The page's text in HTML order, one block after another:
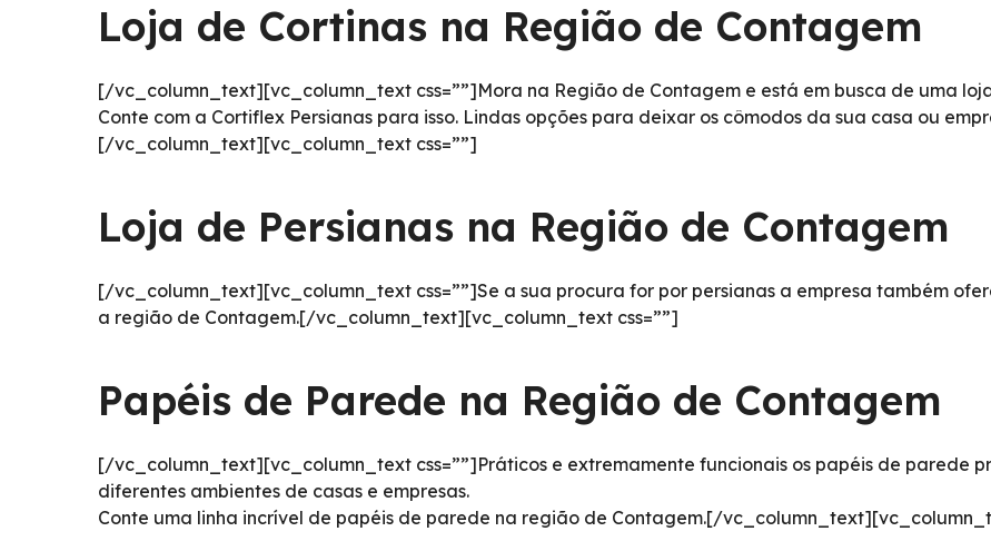
Loja de Cortinas na Região de Contagem
[/vc_column_text][vc_column_text css=””]Mora na Região de Contagem e está em busca de uma
Conte com a Cortiflex Persianas para isso. Lindas opções para deixar os cômodos da sua casa ou
[/vc_column_text][vc_column_text css=””]
Loja de Persianas na Região de Contagem
[/vc_column_text][vc_column_text css=””]Se a sua procura for por persianas a empresa também
a região de Contagem.[/vc_column_text][vc_column_text css=””]
Papéis de Parede na Região de Contagem
[/vc_column_text][vc_column_text css=””]Práticos e extremamente funcionais os papéis de parede
diferentes ambientes de casas e empresas.
Conte uma linha incrível de papéis de parede na região de Contagem.[/